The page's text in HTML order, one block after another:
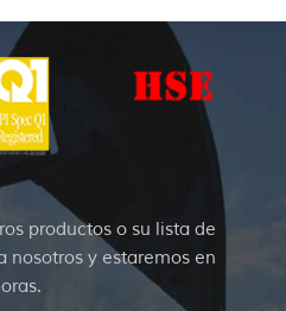
productos o su lista de
nosotros y estaremos en